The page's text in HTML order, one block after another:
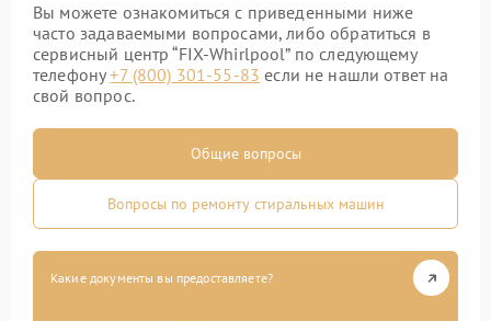
Вы можете ознакомиться с приведенными ниже
часто задаваемыми вопросами, либо обратиться в
сервисный центр “FIX-Whirlpool” по следующему
телефону+7 (800) 301-55-83 если не нашли ответ на
свой вопрос.
Общие вопросы
Вопросы по ремонту стиральных машин
Какие документы вы предоставляете?